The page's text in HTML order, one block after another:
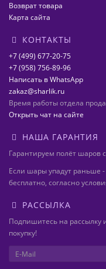
Возврат товара
Карта сайта
КОНТАКТЫ
+7 (499) 677-20-75
+7 (958) 756-89-96
Написать в WhatsApp
zakaz@sharlik.ru
Время работы отдела
Открыть чат на сайте
НАША ГАРАНТИЯ
Гарантируем полёт шаров
Если шары упадут раньше
бесплатно, согласно
РАССЫЛКА
Подпишитесь на рассылку
покупку!